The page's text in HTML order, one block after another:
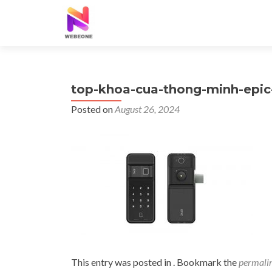
top-khoa-cua-thong-minh-
Posted onAugust 26, 2024
This entry was posted in . Bookmark the